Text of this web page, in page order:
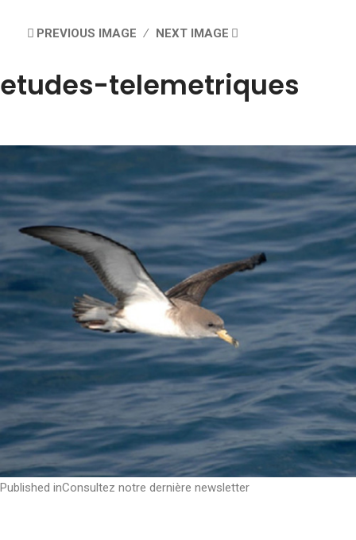
PREVIOUS IMAGE NEXT IMAGE
etudes-telemetriques
Post
Published inConsultez notre dernière newsletter